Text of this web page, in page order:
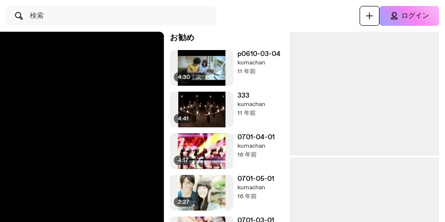
検索 ログイン
お勧め
4:30 | 次
p0610-03-04
kumachan
11 年前
4:41
333
kumachan
11 年前
4:17
0701-04-01
kumachan
16 年前
2:27
0701-05-01
kumachan
16 年前